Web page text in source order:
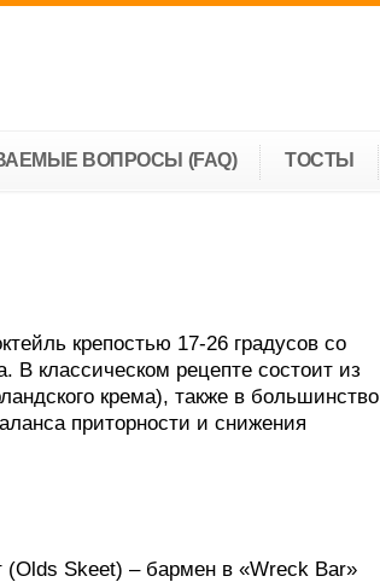
ВОПРОСЫ (FAQ) ТОСТЫ
крепостью 17-26 градусов со
В классическом рецепте состоит из
крема), также в большинство
приторности и снижения
Skeet) – бармен в «Wreck Bar»